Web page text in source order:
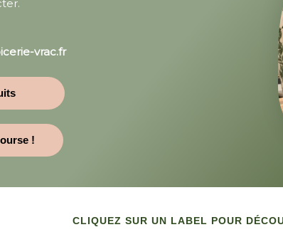
vrac.fr
!
CLIQUEZ SUR UN LABEL POUR